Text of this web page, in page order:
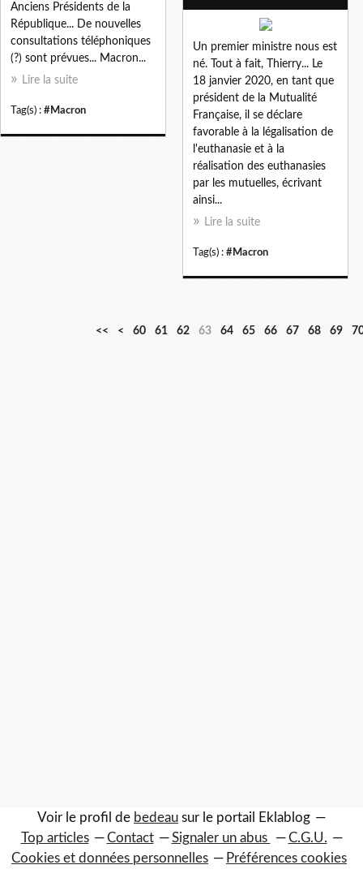
Anciens Présidents de la
République... De nouvelles
consultations téléphoniques
(?) sont prévues... Macron...
Lire la suite
Tag(s) : #Macron
Un premier ministre nous est
né. Tout à fait, Thierry... Le
18 janvier 2020, en tant que
président de la Mutualité
Française, il se déclare
favorable à la légalisation de
l'euthanasie et à la
réalisation des euthanasies
par les mutuelles, écrivant
ainsi...
Lire la suite
Tag(s) : #Macron
<< <
1
2
3
4
5
60 61 62 63 64 65 66 67 68 69
Voir le profil de bedeau sur le portail Eklablog
Top articles
Contact Signaler un abus
C.G.U.
Cookies et données personnelles
Préférences cookies